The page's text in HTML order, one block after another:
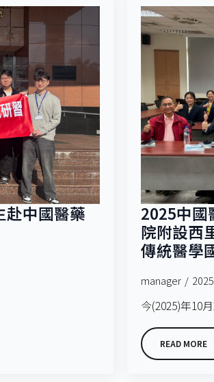
赴中國醫藥
2025中國
院附設西
傳統醫學
manager
今(2025)年10
READ MORE